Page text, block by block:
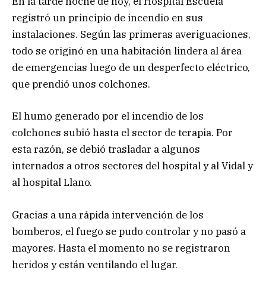
registró un principio de incendio en sus
instalaciones. Según las primeras averiguaciones,
todo se originó en una habitación lindera al área
de emergencias luego de un desperfecto eléctrico,
que prendió unos colchones.
El humo generado por el incendio de los
colchones subió hasta el sector de terapia. Por
esta razón, se debió trasladar a algunos
internados a otros sectores del hospital y al Vidal y
al hospital Llano.
Gracias a una rápida intervención de los
bomberos, el fuego se pudo controlar y no pasó a
mayores. Hasta el momento no se registraron
heridos y están ventilando el lugar.